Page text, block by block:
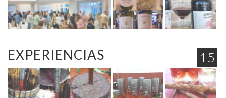
15
EXPERIENCIAS